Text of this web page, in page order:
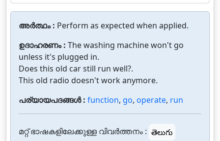
അർത്ഥം : Perform as expected when applied.
ഉദാഹരണം : The washing machine won't go
unless it's plugged in.
Does this old car still run well?.
This old radio doesn't work anymore.
പര്യായപദങ്ങൾ : function, go, operate, run
മറ്റ് ഭാഷകളിലേക്കുള്ള വിവർത്തനം : తెలుగు